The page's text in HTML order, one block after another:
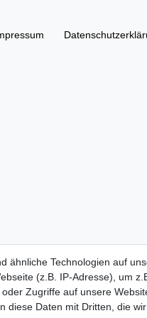
ähnliche Technologien auf
(z.B. IP-Adresse), um
Zugriffe auf unsere
diese Daten mit Dritten, die